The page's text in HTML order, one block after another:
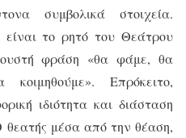
συμβολικά στοιχεία.
το ρητό του Θεάτρου
φράση «θα φάμε, θα
Επρόκειτο,
ιδιότητα και διάσταση
μέσα από την θέαση,